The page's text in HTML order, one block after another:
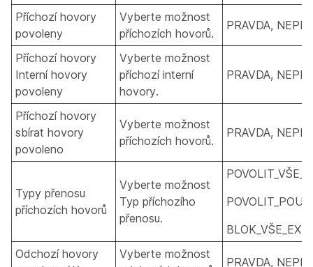
Příchozí hovory
povoleny
Vyberte možnost
příchozích hovorů.
PRAVDA,
Příchozí hovory
Interní hovory
povoleny
Vyberte možnost
příchozí interní
hovory.
PRAVDA,
Příchozí hovory
sbírat hovory
povoleno
Vyberte možnost
příchozích hovorů.
PRAVDA,
Typy přenosu
příchozích hovorů
Vyberte možnost
Typ příchozího
přenosu.
Odchozí hovory
Vyberte možnost
PRAVDA,